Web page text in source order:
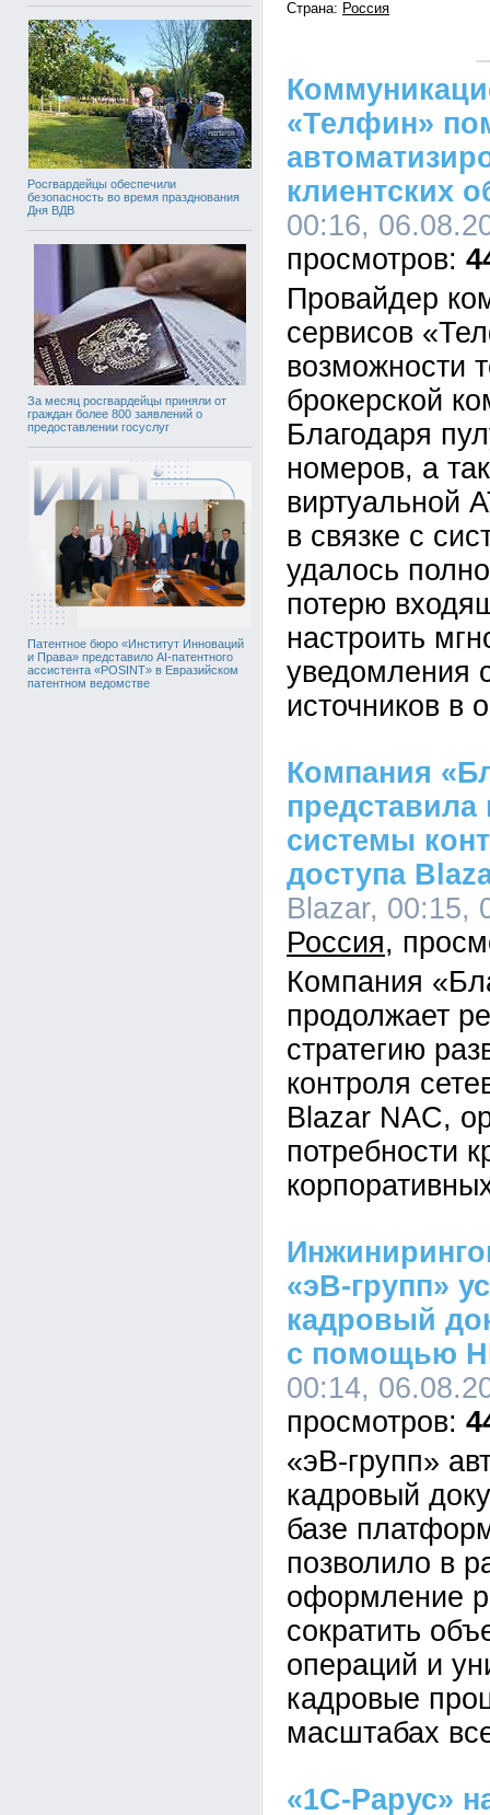
Росгвардейцы обеспечили
безопасность во время празднования
Дня ВДВ
За месяц росгвардейцы приняли от
граждан более 800 заявлений о
предоставлении госуслуг
Патентное бюро «Институт Инноваций
и Права» представило AI-патентного
ассистента «POSINT» в Евразийском
патентном ведомстве
Страна: Россия
«Телфин»
клиентских
00:16,
Провайдер
сервисов
возможности
брокерской
Благодаря
номеров, а
виртуальной
в связке с
удалось
потерю
настроить
уведомления
источников в
Компания
системы
доступа
Blazar, 00:15,
Россия
Компания
продолжает
стратегию
контроля
Blazar NAC,
потребности
«эВ-групп»
кадровый
с помощью
00:14,
«эВ-групп»
кадровый
базе
позволило в
оформление
сократить
операций и
кадровые
масштабах
«1С-Рарус»